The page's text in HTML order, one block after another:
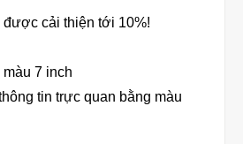
cải thiện tới 10%!
7 inch
tin trực quan bằng màu